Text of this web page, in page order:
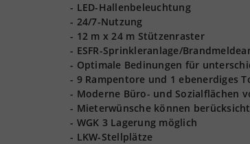
- LED-Hallenbeleuchtung
- 24/7-Nutzung
- 12 m x 24 m Stützenraster
- ESFR-Sprinkleranlage/
- Optimale Bedinungen für
- 9 Rampentore und 1 ebenerdiges
- Moderne Büro- und Sozialflächen
- Mieterwünsche können
- WGK 3 Lagerung möglich
- LKW-Stellplätze